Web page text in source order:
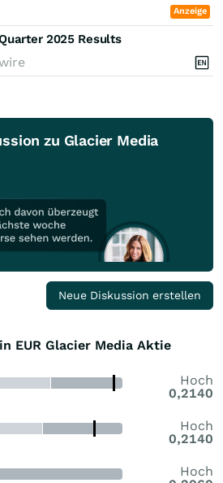
Anzeige
2025 Results
zu Glacier Media
Neue Diskussion erstellen
EUR Glacier Media Aktie
Hoch
0,2140
Hoch
0,2140
Hoch